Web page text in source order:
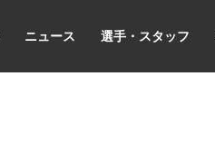
ニュース 選手・スタッフ